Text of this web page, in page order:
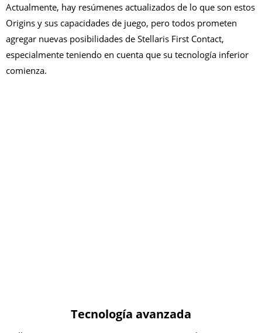
Actualmente, hay resúmenes actualizados de lo que son estos
Origins y sus capacidades de juego, pero todos prometen
agregar nuevas posibilidades de Stellaris First Contact,
especialmente teniendo en cuenta que su tecnología inferior
comienza.
Tecnología avanzada